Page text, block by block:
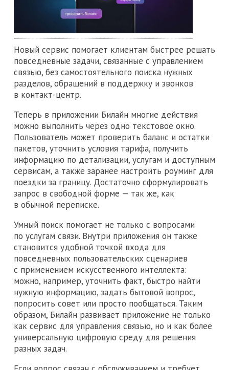
Новый сервис помогает клиентам быстрее решать
повседневные задачи, связанные с управлением
связью, без самостоятельного поиска нужных
разделов, обращений в поддержку и звонков
в контакт-центр.
Теперь в приложении Билайн многие действия
можно выполнить через одно текстовое окно.
Пользователь может проверить баланс и остатки
пакетов, уточнить условия тарифа, получить
информацию по детализации, услугам и доступным
сервисам, а также заранее настроить роуминг для
поездки за границу. Достаточно сформулировать
запрос в свободной форме — так же, как
в обычной переписке.
Умный поиск помогает не только с вопросами
по услугам связи. Внутри приложения он также
становится удобной точкой входа для
повседневных пользовательских сценариев
с применением искусственного интеллекта:
можно, например, уточнить факт, быстро найти
нужную информацию, задать бытовой вопрос,
попросить совет или просто пообщаться. Таким
образом, Билайн развивает приложение не только
как сервис для управления связью, но и как более
универсальную цифровую среду для решения
разных задач.